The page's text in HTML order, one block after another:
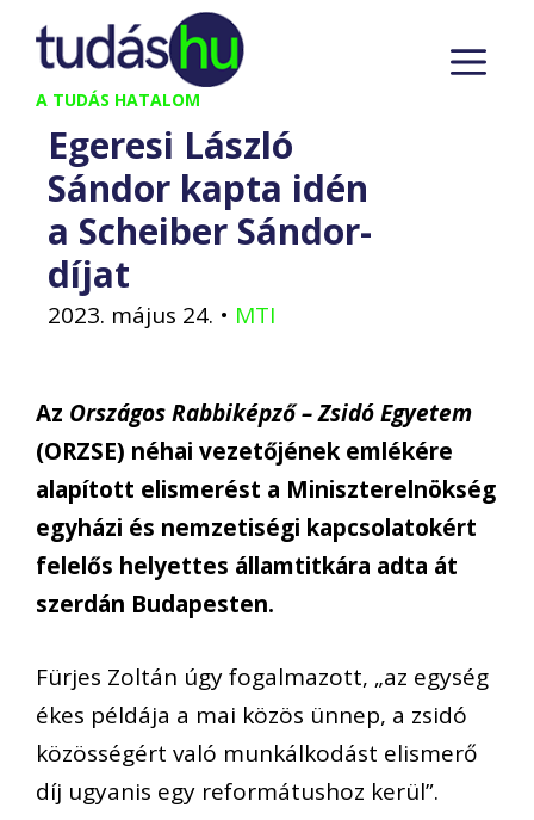
Kilépés
tartalomba
A TUDÁS HATALOM
Egeresi László
Sándor kapta idén
a Scheiber Sándor-
díjat
2023. május 24. • MTI
Az Országos Rabbiképző – Zsidó Egyetem
(ORZSE) néhai vezetőjének emlékére
alapított elismerést a Miniszterelnökség
egyházi és nemzetiségi kapcsolatokért
felelős helyettes államtitkára adta át
szerdán Budapesten.
Fürjes Zoltán úgy fogalmazott, „az egység
ékes példája a mai közös ünnep, a zsidó
közösségért való munkálkodást elismerő
díj ugyanis egy reformátushoz kerül”.